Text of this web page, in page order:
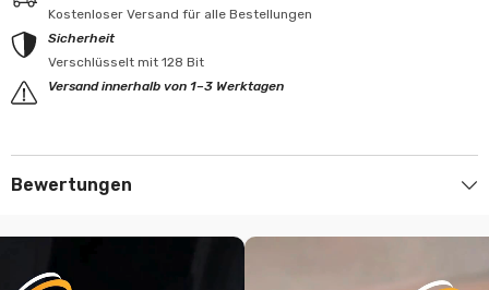
Kostenloser Versand für alle Bestellungen
Sicherheit
Verschlüsselt mit 128 Bit
Versand innerhalb von 1–3 Werktagen
Bewertungen